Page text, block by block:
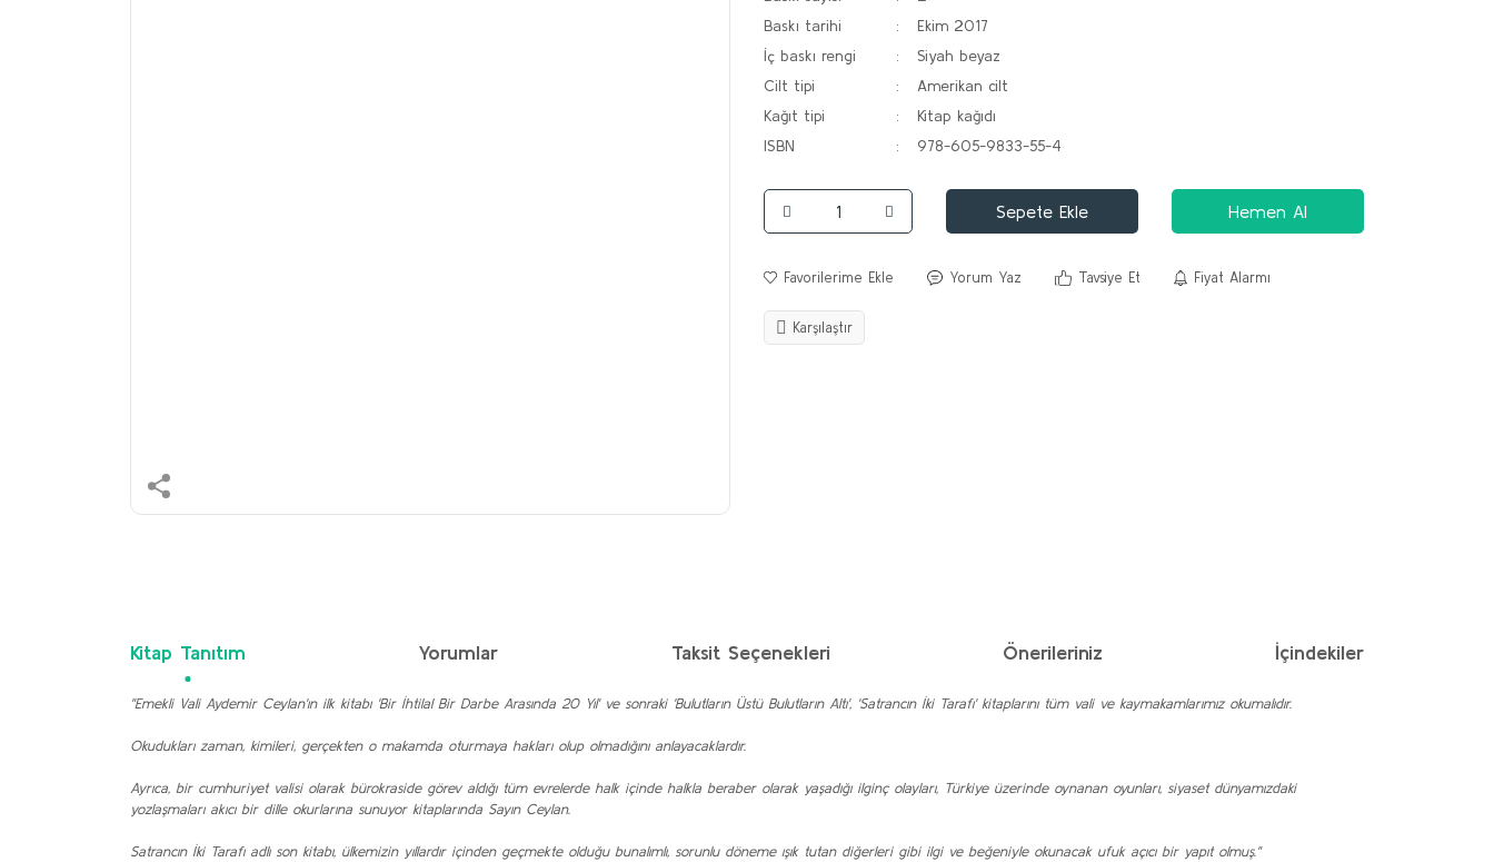
Baskı tarihi
Ekim 2017
İç baskı rengi
Siyah beyaz
Cilt tipi
Amerikan cilt
Kağıt tipi
Kitap kağıdı
ISBN
978-605-9833-55-4
Sepete Ekle Hemen Al
Yorum Yaz Tavsiye Et Fiyat Alarmı
Karşılaştır
Kitap Tanıtım Yorumlar Taksit Seçenekleri Önerileriniz İçindekiler
"Emekli Vali Aydemir Ceylan'ın ilk kitabı 'Bir İhtilal Bir Darbe Arasında 20 Yıl' ve sonraki 'Bulutların Üstü Bulutların Altı', 'Satrancın İki Tarafı' kitaplarını tüm vali ve kaymakamlarımız okumalıdır.
Okudukları zaman, kimileri, gerçekten o makamda oturmaya hakları olup olmadığını anlayacaklardır.
Ayrıca, bir cumhuriyet valisi olarak bürokraside görev aldığı tüm evrelerde halk içinde halkla beraber olarak yaşadığı ilginç olayları, Türkiye üzerinde oynanan oyunları, siyaset dünyamızdaki
yozlaşmaları akıcı bir dille okurlarına sunuyor kitaplarında Sayın Ceylan.
Satrancın İki Tarafı adlı son kitabı, ülkemizin yıllardır içinden geçmekte olduğu bunalımlı, sorunlu döneme ışık tutan diğerleri gibi ilgi ve beğeniyle okunacak ufuk açıcı bir yapıt olmuş."